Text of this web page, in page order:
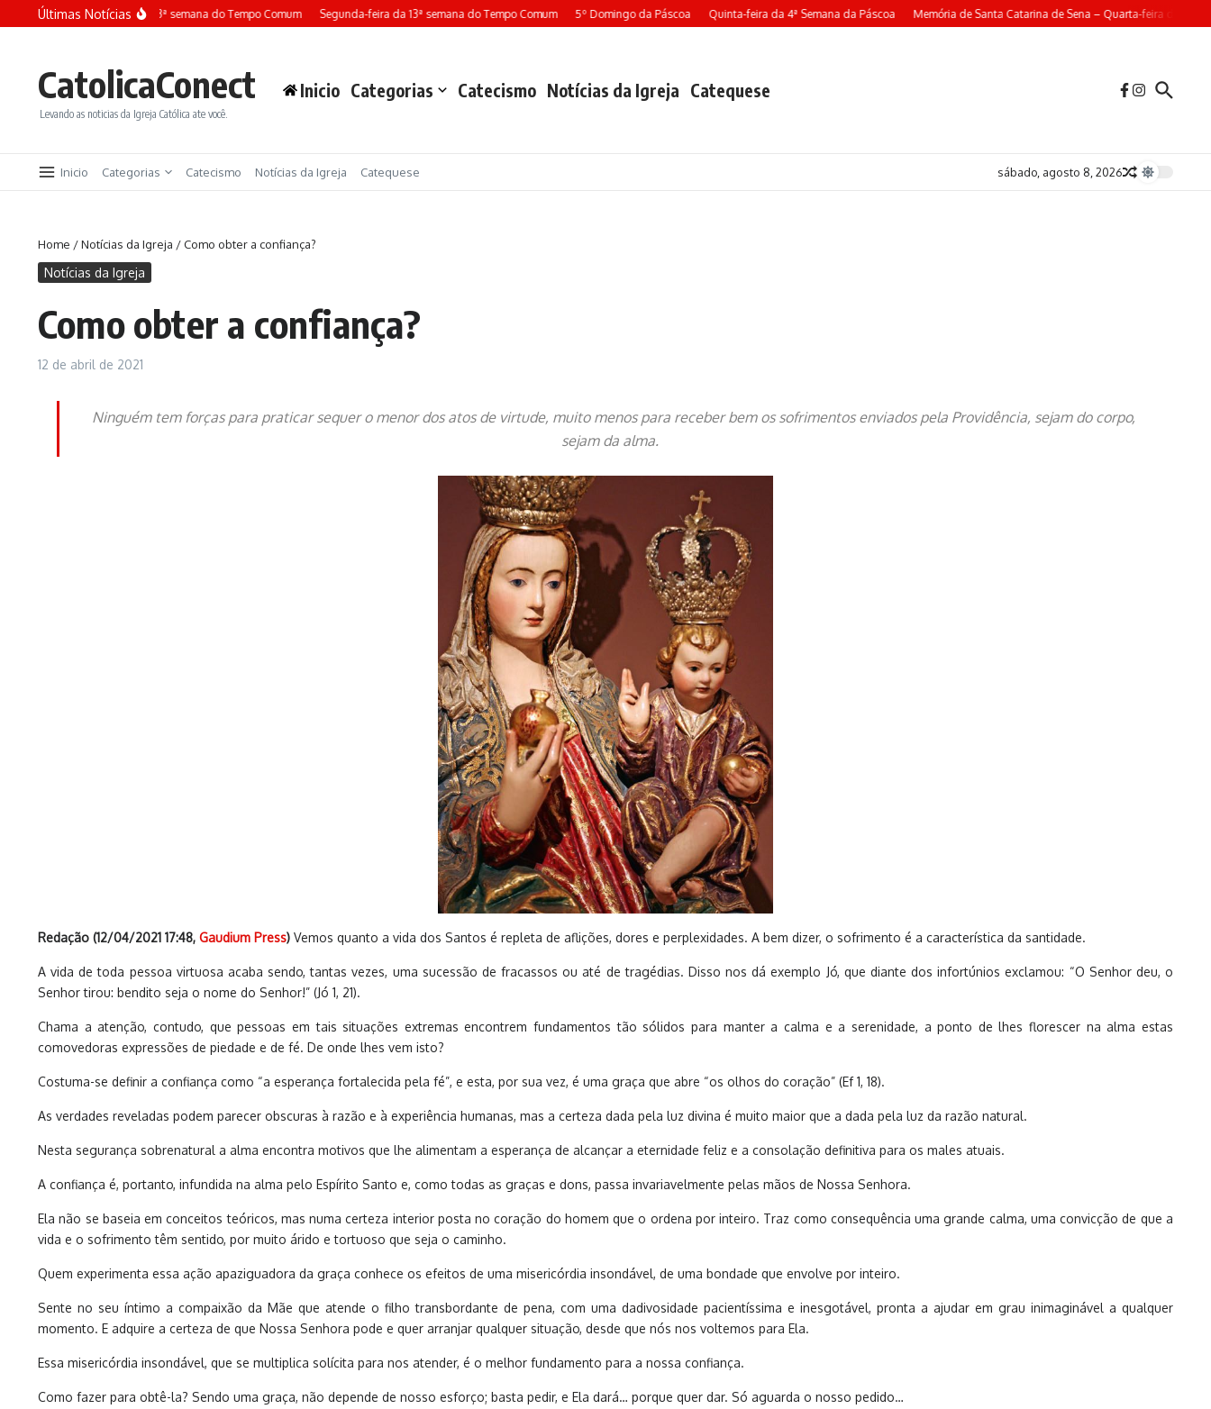
Ir para o conteúdo
Últimas Notícias
Terça-feira da 13ª semana do Tempo Comum Segunda-feira da 13ª semana do Tempo Comum 5º Domingo da Páscoa Quinta-feira da 4ª Semana da Páscoa Memória de Santa Catarina de Sena – Quarta-feira da 4ª
CatolicaConect
Levando as noticias da Igreja Católica ate você.
Inicio Categorias Catecismo Notícias da Igreja Catequese
Inicio Categorias Catecismo Notícias da Igreja Catequese sábado, agosto 8, 2026
Home /Notícias da Igreja /Como obter a confiança?
Notícias da Igreja
Como obter a confiança?
12 de abril de 2021
Ninguém tem forças para praticar sequer o menor dos atos de virtude, muito menos para receber bem os sofrimentos enviados pela Providência, sejam do corpo,
sejam da alma.
Redação (12/04/2021 17:48, Gaudium Press) Vemos quanto a vida dos Santos é repleta de aflições, dores e perplexidades. A bem dizer, o sofrimento é a característica da santidade.
A vida de toda pessoa virtuosa acaba sendo, tantas vezes, uma sucessão de fracassos ou até de tragédias. Disso nos dá exemplo Jó, que diante dos infortúnios exclamou: “O Senhor deu, o
Senhor tirou: bendito seja o nome do Senhor!” (Jó 1, 21).
Chama a atenção, contudo, que pessoas em tais situações extremas encontrem fundamentos tão sólidos para manter a calma e a serenidade, a ponto de lhes florescer na alma estas
comovedoras expressões de piedade e de fé. De onde lhes vem isto?
Costuma-se definir a confiança como “a esperança fortalecida pela fé”, e esta, por sua vez, é uma graça que abre “os olhos do coração” (Ef 1, 18).
As verdades reveladas podem parecer obscuras à razão e à experiência humanas, mas a certeza dada pela luz divina é muito maior que a dada pela luz da razão natural.
Nesta segurança sobrenatural a alma encontra motivos que lhe alimentam a esperança de alcançar a eternidade feliz e a consolação definitiva para os males atuais.
A confiança é, portanto, infundida na alma pelo Espírito Santo e, como todas as graças e dons, passa invariavelmente pelas mãos de Nossa Senhora.
Ela não se baseia em conceitos teóricos, mas numa certeza interior posta no coração do homem que o ordena por inteiro. Traz como consequência uma grande calma, uma convicção de que a
vida e o sofrimento têm sentido, por muito árido e tortuoso que seja o caminho.
Quem experimenta essa ação apaziguadora da graça conhece os efeitos de uma misericórdia insondável, de uma bondade que envolve por inteiro.
Sente no seu íntimo a compaixão da Mãe que atende o filho transbordante de pena, com uma dadivosidade pacientíssima e inesgotável, pronta a ajudar em grau inimaginável a qualquer
momento. E adquire a certeza de que Nossa Senhora pode e quer arranjar qualquer situação, desde que nós nos voltemos para Ela.
Essa misericórdia insondável, que se multiplica solícita para nos atender, é o melhor fundamento para a nossa confiança.
Como fazer para obtê-la? Sendo uma graça, não depende de nosso esforço; basta pedir, e Ela dará… porque quer dar. Só aguarda o nosso pedido…